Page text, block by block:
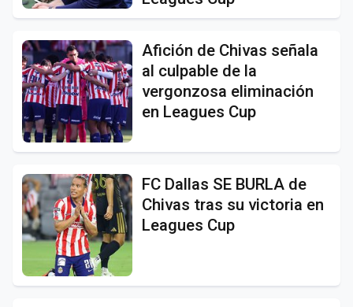
Afición de Chivas señala
al culpable de la
vergonzosa eliminación
en Leagues Cup
FC Dallas SE BURLA de
Chivas tras su victoria en
Leagues Cup